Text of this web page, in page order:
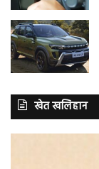
खेत खलिहान